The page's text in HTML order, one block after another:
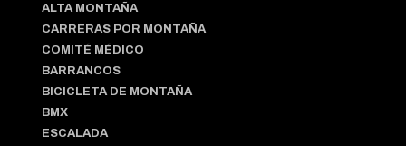
ALTA MONTAÑA
CARRERAS POR MONTAÑA
COMITÉ MÉDICO
BARRANCOS
BICICLETA DE MONTAÑA
BMX
ESCALADA